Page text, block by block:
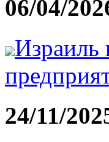
06/04/
Израиль
24/11/